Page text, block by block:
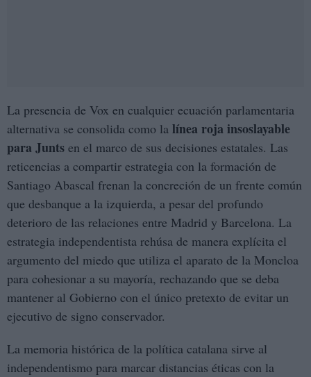
La presencia de Vox en cualquier ecuación parlamentaria
alternativa se consolida como la línea roja insoslayable
para Junts en el marco de sus decisiones estatales. Las
reticencias a compartir estrategia con la formación de
Santiago Abascal frenan la concreción de un frente común
que desbanque a la izquierda, a pesar del profundo
deterioro de las relaciones entre Madrid y Barcelona. La
estrategia independentista rehúsa de manera explícita el
argumento del miedo que utiliza el aparato de la Moncloa
para cohesionar a su mayoría, rechazando que se deba
mantener al Gobierno con el único pretexto de evitar un
ejecutivo de signo conservador.
La memoria histórica de la política catalana sirve al
independentismo para marcar distancias éticas con la